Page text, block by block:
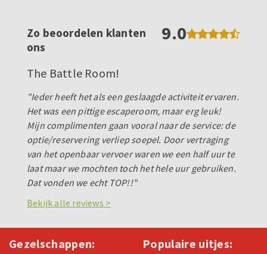
Zo beoordelen klanten
ons
9.0
The Battle Room!
"Ieder heeft het als een geslaagde activiteit ervaren.
Het was een pittige escaperoom, maar erg leuk!
Mijn complimenten gaan vooral naar de service: de
optie/reservering verliep soepel. Door vertraging
van het openbaar vervoer waren we een half uur te
laat maar we mochten toch het hele uur gebruiken.
Dat vonden we echt TOP!!"
Bekijk alle reviews >
Gezelschappen: Populaire uitjes: